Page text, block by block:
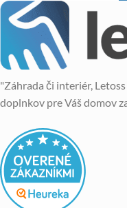
"Záhrada či interiér,
doplnkov pre Váš domov